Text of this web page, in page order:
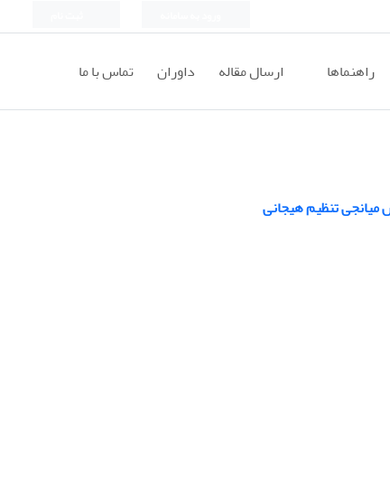
راهنماها ارسال مقاله داوران تماس با ما
میانجی تنظیم هیجانی